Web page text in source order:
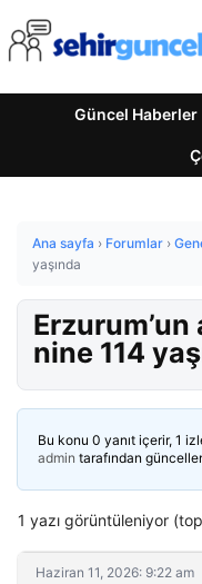
Güncel Haberler
Ana sayfa › Forumlar ›
yaşında
Erzurum’un
nine 114
Bu konu 0 yanıt içerir, 1
admin tarafından
1 yazı görüntüleniyor
Haziran 11, 2026: 9:22 am